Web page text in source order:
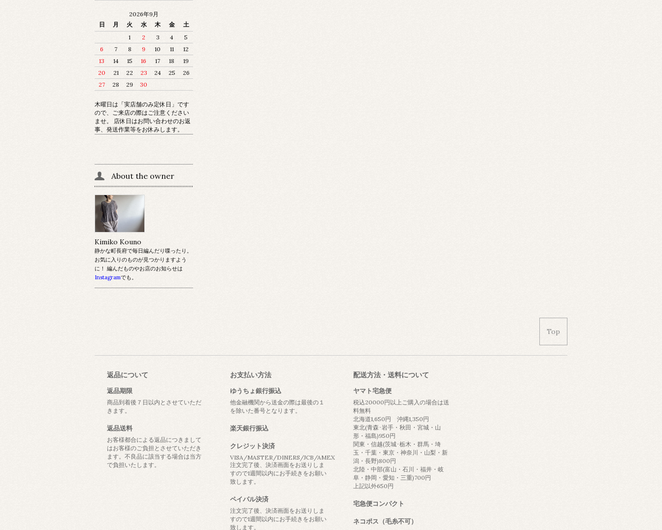
2026年9月
日
月 火 水 木 金
土
1
2 3 4
5
6
7 8 9 10 11
12
13
14 15 16 17 18
19
20
21 22 23 24 25
26
27
28 29 30
木曜日は「実店舗のみ定休日」です
ので、ご来店の際はご注意ください
ませ。 店休日はお問い合わせのお返
事、発送作業等をお休みします。
About the owner
Kimiko Kouno
静かな町長府で毎日編んだり喋ったり。
お気に入りのものが見つかりますよう
に！ 編んだものやお店のお知らせは
Instagramでも。
Top
返品について
返品期限
商品到着後７日以内とさせていただ
きます。
返品送料
お客様都合による返品につきまして
はお客様のご負担とさせていただき
ます。不良品に該当する場合は当方
で負担いたします。
お支払い方法
ゆうちょ銀行振込
他金融機関から送金の際は最後の１
を除いた番号となります。
楽天銀行振込
クレジット決済
VISA/MASTER/DINERS/JCB/AMEX
注文完了後、決済画面をお送りしま
すので1週間以内にお手続きをお願い
致します。
ペイパル決済
注文完了後、決済画面をお送りしま
すので1週間以内にお手続きをお願い
致します。
配送方法・送料について
ヤマト宅急便
税込20000円以上ご購入の場合は送
料無料
北海道1,650円 沖縄1,350円
東北(青森･岩手・秋田・宮城・山
形・福島)950円
関東・信越(茨城･栃木・群馬・埼
玉・千葉・東京・神奈川・山梨・新
潟・長野)800円
北陸・中部(富山・石川・福井・岐
阜・静岡・愛知・三重)700円
上記以外650円
宅急便コンパクト
ネコポス（毛糸不可）